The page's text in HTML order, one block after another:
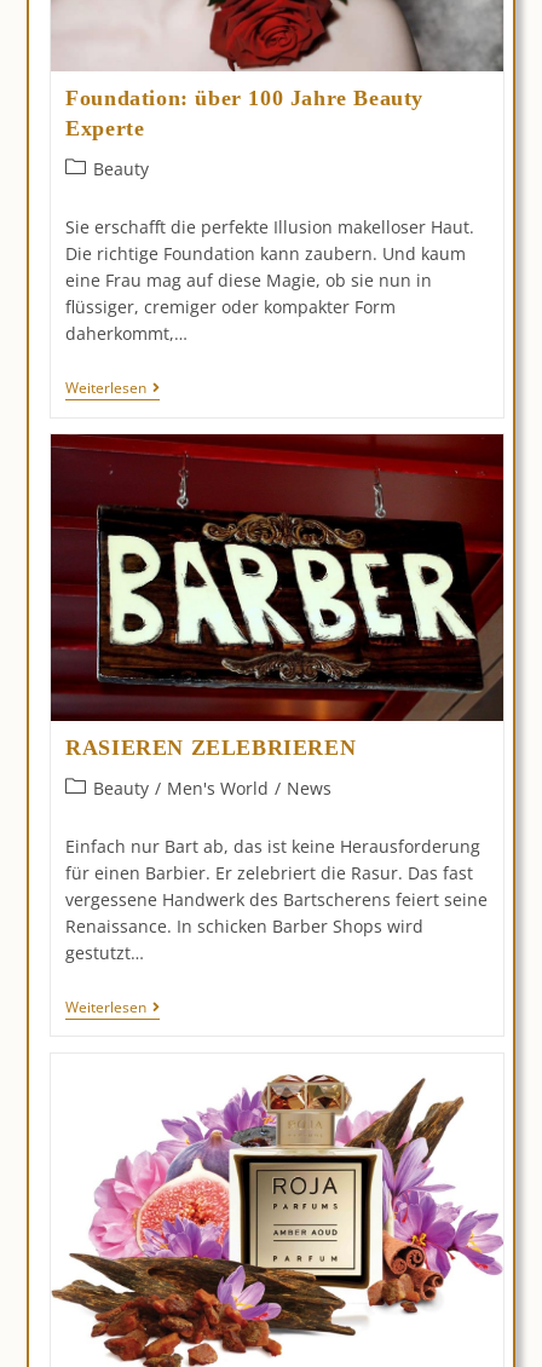
Foundation: über 100 Jahre Beauty
Experte
Beitrags-
Beauty
Sie erschafft die perfekte Illusion makelloser Haut.
Die richtige Foundation kann zaubern. Und kaum
eine Frau mag auf diese Magie, ob sie nun in
flüssiger, cremiger oder kompakter Form
daherkommt,…
WeiterlesenFoundation:
Über
Jahre
Beauty
Experte
RASIEREN ZELEBRIEREN
Beitrags-
Beauty / Men's World / News
Einfach nur Bart ab, das ist keine Herausforderung
für einen Barbier. Er zelebriert die Rasur. Das fast
vergessene Handwerk des Bartscherens feiert seine
Renaissance. In schicken Barber Shops wird
gestutzt…
WeiterlesenRASIEREN
ZELEBRIEREN